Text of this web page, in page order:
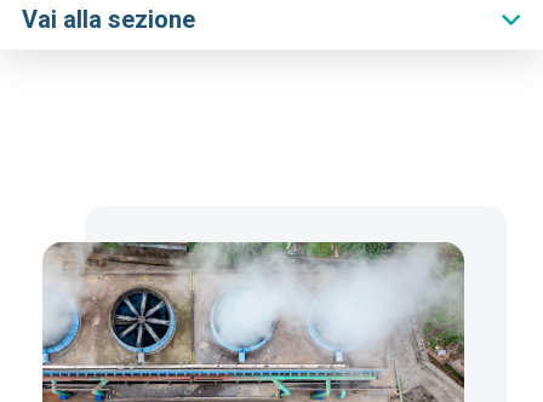
Vai alla sezione